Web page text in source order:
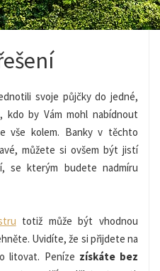
svoje půjčky do jedné,
kdo by Vám mohl nabídnout
vše kolem. Banky v těchto
můžete si ovšem být jistí
se kterým budete nadmíru
totiž může být vhodnou
Uvidíte, že si přijdete na
litovat. Peníze získáte bez